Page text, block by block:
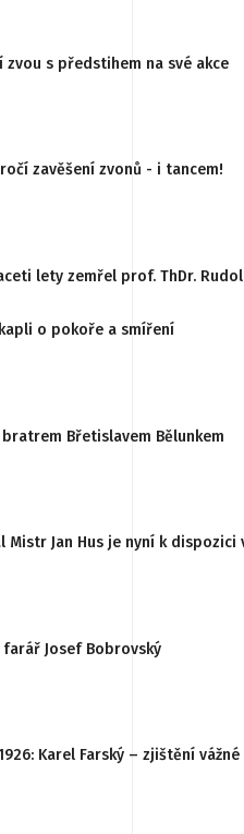
zvou s předstihem na své akce
zavěšení zvonů - i tancem!
lety zemřel prof. ThDr.
o pokoře a smíření
Břetislavem Bělunkem
Mistr Jan Hus je nyní k
Josef Bobrovský
Karel Farský – zjištění